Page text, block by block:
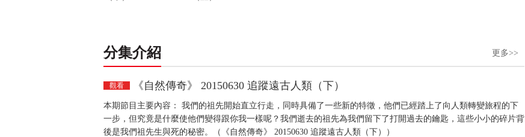
分集介紹 更多>>
觀看 《自然傳奇》 20150630 追蹤遠古人類（下）
本期節目主要內容： 我們的祖先開始直立行走，同時具備了一些新的特徵，他們已經踏上了向人類轉變旅程的下
一步，但究竟是什麼使他們變得跟你我一樣呢？我們逝去的祖先為我們留下了打開過去的鑰匙，這些小小的碎片背
後是我們祖先生與死的秘密。（《自然傳奇》 20150630 追蹤遠古人類（下））